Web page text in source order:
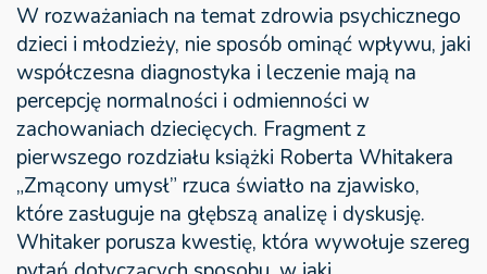
W rozważaniach na temat zdrowia psychicznego
dzieci i młodzieży, nie sposób ominąć wpływu, jaki
współczesna diagnostyka i leczenie mają na
percepcję normalności i odmienności w
zachowaniach dziecięcych. Fragment z
pierwszego rozdziału książki Roberta Whitakera
„Zmącony umysł” rzuca światło na zjawisko,
które zasługuje na głębszą analizę i dyskusję.
Whitaker porusza kwestię, która wywołuje szereg